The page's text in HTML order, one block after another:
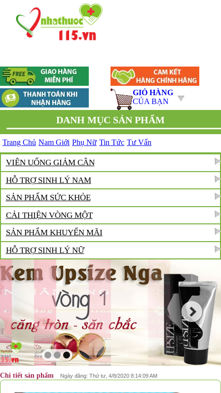
GIỎ HÀNG
CỦA BẠN
DANH MỤC SẢN PHẨM
Trang Chủ Nam Giới Phụ Nữ Tin Tức Tư Vấn
VIÊN UỐNG GIẢM CÂN
HỖ TRỢ SINH LÝ NAM
SẢN PHẨM SỨC KHỎE
CẢI THIỆN VÒNG MỘT
SẢN PHẨM KHUYẾN MÃI
HỖ TRỢ SINH LÝ NỮ
Chi tiết sản phẩm Ngày đăng: Thứ tư, 4/8/2020 8:14:09 AM